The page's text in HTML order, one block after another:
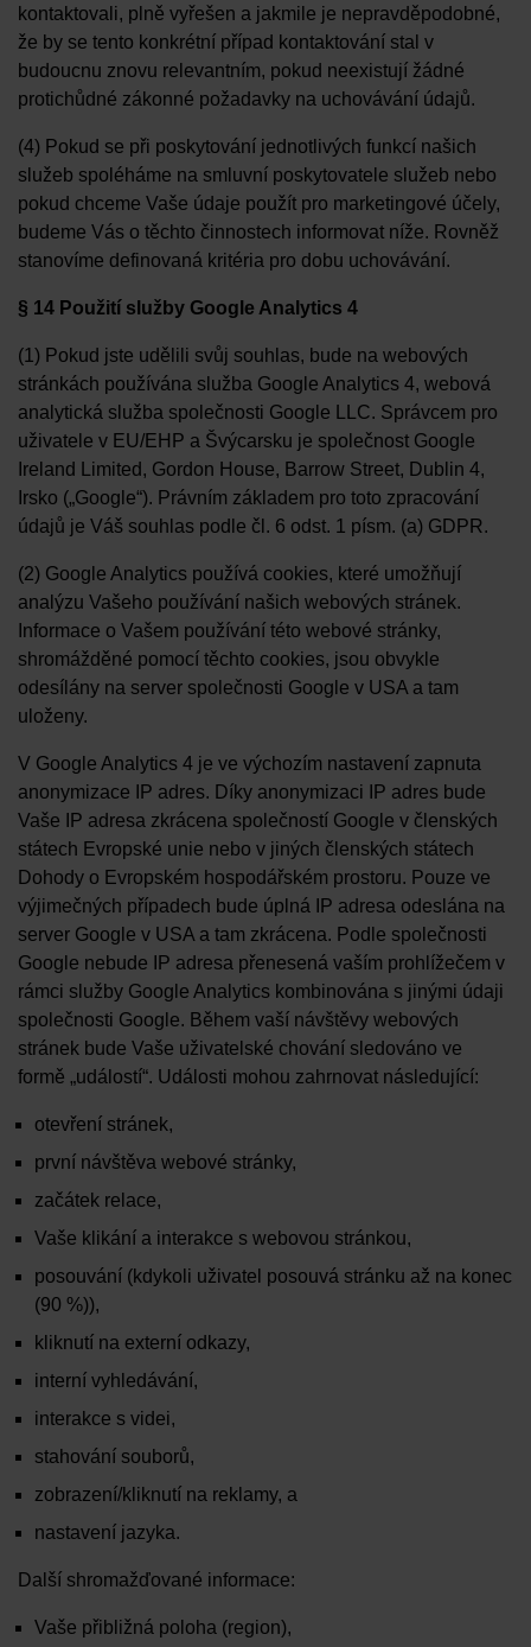
kontaktovali, plně vyřešen a jakmile je nepravděpodobné,
že by se tento konkrétní případ kontaktování stal v
budoucnu znovu relevantním, pokud neexistují žádné
protichůdné zákonné požadavky na uchovávání údajů.
(4) Pokud se při poskytování jednotlivých funkcí našich
služeb spoléháme na smluvní poskytovatele služeb nebo
pokud chceme Vaše údaje použít pro marketingové účely,
budeme Vás o těchto činnostech informovat níže. Rovněž
stanovíme definovaná kritéria pro dobu uchovávání.
§ 14 Použití služby Google Analytics 4
(1) Pokud jste udělili svůj souhlas, bude na webových
stránkách používána služba Google Analytics 4, webová
analytická služba společnosti Google LLC. Správcem pro
uživatele v EU/EHP a Švýcarsku je společnost Google
Ireland Limited, Gordon House, Barrow Street, Dublin 4,
Irsko („Google“). Právním základem pro toto zpracování
údajů je Váš souhlas podle čl. 6 odst. 1 písm. (a) GDPR.
(2) Google Analytics používá cookies, které umožňují
analýzu Vašeho používání našich webových stránek.
Informace o Vašem používání této webové stránky,
shromážděné pomocí těchto cookies, jsou obvykle
odesílány na server společnosti Google v USA a tam
uloženy.
V Google Analytics 4 je ve výchozím nastavení zapnuta
anonymizace IP adres. Díky anonymizaci IP adres bude
Vaše IP adresa zkrácena společností Google v členských
státech Evropské unie nebo v jiných členských státech
Dohody o Evropském hospodářském prostoru. Pouze ve
výjimečných případech bude úplná IP adresa odeslána na
server Google v USA a tam zkrácena. Podle společnosti
Google nebude IP adresa přenesená vaším prohlížečem v
rámci služby Google Analytics kombinována s jinými údaji
společnosti Google. Během vaší návštěvy webových
stránek bude Vaše uživatelské chování sledováno ve
formě „událostí“. Události mohou zahrnovat následující:
otevření stránek,
první návštěva webové stránky,
začátek relace,
Vaše klikání a interakce s webovou stránkou,
posouvání (kdykoli uživatel posouvá stránku až na konec
(90 %)),
kliknutí na externí odkazy,
interní vyhledávání,
interakce s videi,
stahování souborů,
zobrazení/kliknutí na reklamy, a
nastavení jazyka.
Další shromažďované informace:
Vaše přibližná poloha (region),